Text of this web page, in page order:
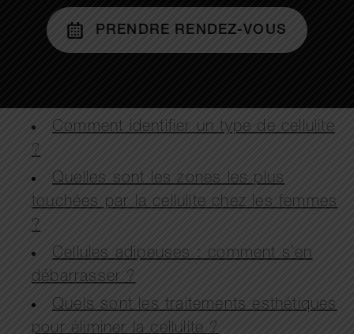
PRENDRE RENDEZ-VOUS
Comment identifier un type de cellulite
?
Quelles sont les zones les plus
touchées par la cellulite chez les femmes
?
Cellules adipeuses : comment s’en
débarrasser ?
Quels sont les traitements esthétiques
pour éliminer la cellulite ?